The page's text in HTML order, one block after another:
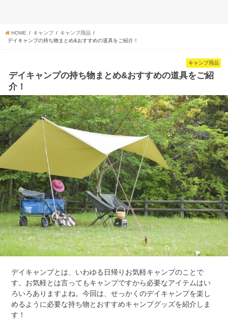
HOME キャンプ
キャンプ用品
デイキャンプの持ち物まとめ&おすすめの道具をご紹介！
キャンプ用品
デイキャンプの持ち物まとめ&おすすめの道具をご紹
介！
デイキャンプとは、いわゆる日帰りお気軽キャンプのことで
す。お気軽とは言ってもキャンプですから必要なアイテムはい
ろいろありますよね。今回は、せっかくのデイキャンプを楽し
めるように必要な持ち物とおすすめキャンプグッズを紹介しま
す！